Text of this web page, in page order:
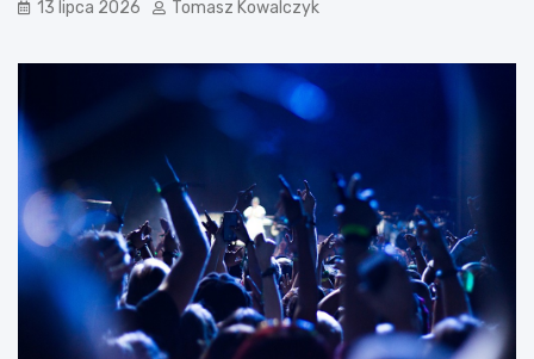
13 lipca 2026 Tomasz Kowalczyk